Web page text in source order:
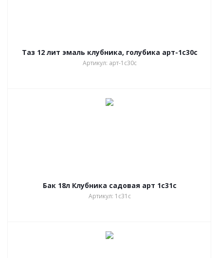
Таз 12 лит эмаль клубника, голубика арт-1с30с
Артикул: арт-1с30с
Бак 18л Клубника садовая арт 1с31с
Артикул: 1с31с